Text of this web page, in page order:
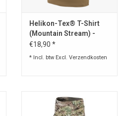
Helikon-Tex® T-Shirt
(Mountain Stream) -
U.S. Brown
€18,90 *
* Incl. btw Excl. Verzendkosten